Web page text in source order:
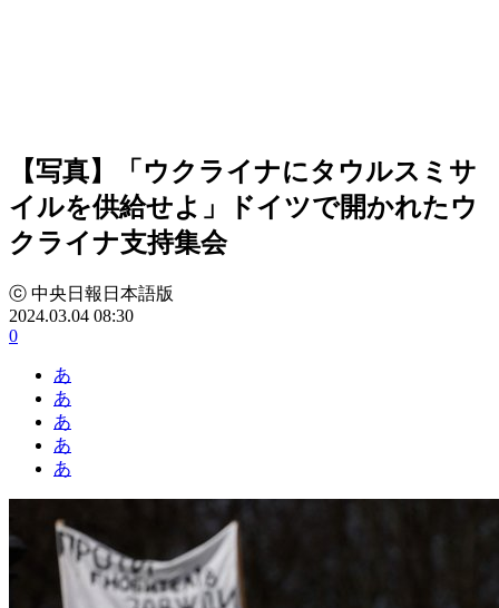
【写真】「ウクライナにタウルスミサ
イルを供給せよ」ドイツで開かれたウ
クライナ支持集会
ⓒ 中央日報日本語版
2024.03.04 08:30
0
あ
あ
あ
あ
あ